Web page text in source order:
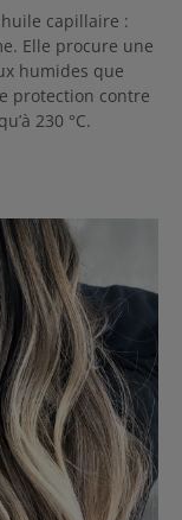
capillaire :
Elle procure une
humides que
protection contre
230 °C.